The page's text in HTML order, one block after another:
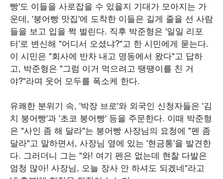
빵'도 이들을 사로잡을 수 있을지 기대가 모아지는 가
운데, '붕어빵 맛집'에 도착한 이들은 길게 줄을 선 사람
들을 보고 입을 쩍 벌린다. 직후 박준형은 '일일 리포
터'로 변신해 "어디서 오셨냐?"고 한 시민에게 묻는다.
이 시민은 "회사에 반차 내고 명동에서 왔다"고 답하
고, 박준형은 "그럼 이거 먹으려고 땡땡이를 친 거
야?"라며 웃어 모두를 폭소케 한다.
유쾌한 분위기 속, '박장 브로'와 외국인 신청자들은 '김
치 붕어빵'과 '초코 붕어빵' 등을 주문한다. 이때 박준형
은 "사인 좀 해 달라"는 붕어빵 사장님의 요청에 "펜 좀
달라"고 말하면서, 사장님 옆에 있는 '현금통'을 발견한
다. 그러더니 그는 "와! 여기 펜은 없는데 현찰 다발은
엄청 많아! 사장님, 오늘 장사 안 하셔도 되겠네"라고